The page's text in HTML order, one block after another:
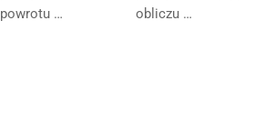
powrotu …
obliczu …